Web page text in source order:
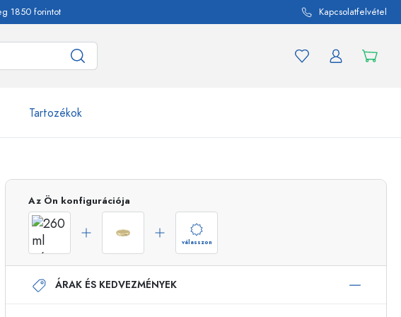
1850 forintot Kapcsolatfelvétel
Tartozékok
Airless adagolók
Roll-on palackok
A befőttes üvegekhez
Vásároljon most
Az Ön konfigurációja
válasszon
ÁRAK ÉS KEDVEZMÉNYEK